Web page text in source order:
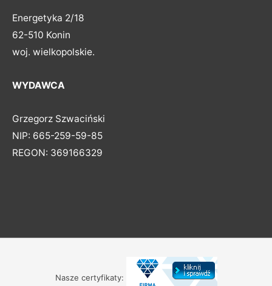
Energetyka 2/18
62-510 Konin
woj. wielkopolskie.
WYDAWCA
Grzegorz Szwaciński
NIP: 665-259-59-85
REGON: 369166329
Nasze certyfikaty: